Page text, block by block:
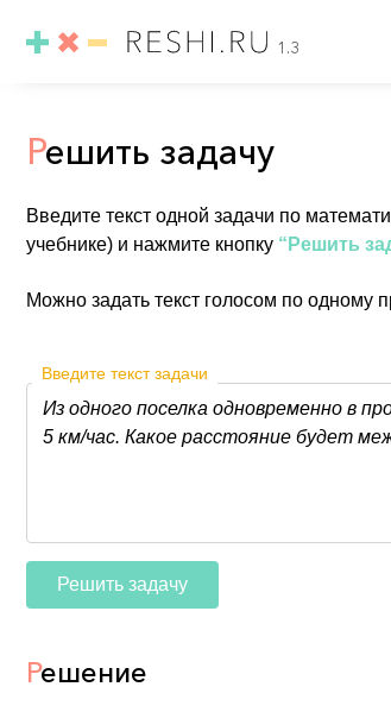
1.3
Решить задачу
Введите текст одной задачи по
учебнике) и нажмите кнопку “Решить
Можно задать текст голосом по
Введите текст задачи
Решить задачу
Решение